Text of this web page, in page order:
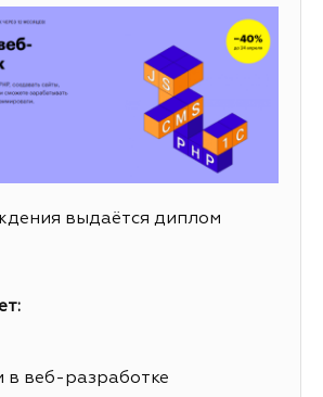
выдаётся диплом
в веб-разработке